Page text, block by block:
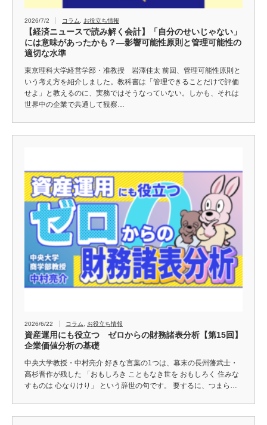
2026/7/2 コラム お役立ち情報
【経済ニュースで読み解く会計】「自分のせいじゃない」
には意味があったかも？―影響可能性原則と管理可能性の
適切な水準
東京理科大学経営学部・准教授 岩澤佳太 前回、管理可能性原則と
いう考え方を紹介しました。教科書は「管理できることだけで評価
せよ」と教えるのに、実務ではそうなっていない。しかも、それは
世界中の企業で共通して観察…
2026/6/22 コラム お役立ち情報
資産運用にも役立つ ゼロからの財務諸表分析【第15回】
企業価値分析の基礎
中央大学教授・中村亮介 好きな言葉の1つは、幕末の長州藩武士・
高杉晋作が残した 「おもしろき こともなき世を おもしろく 住みな
すものは 心なりけり」 という辞世の句です。 要するに、つまら…